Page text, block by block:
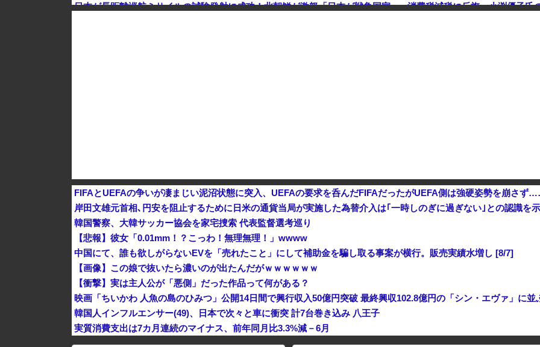
日本が長距離巡航ミサイルの試験発射に成功！北朝鮮が激怒「日本が戦争国家になろうとしている」「絶対に傍観しない、必ず後悔させる」
FIFAとUEFAの争いが凄まじい泥沼状態に突入、UEFAの要求を呑んだFIFAだったがUEFA側は強硬姿勢を崩さず
岸田文雄元首相､円安を阻止するために日米の通貨当局が実施した為替介入は｢一時しのぎに過ぎない｣との認識を
韓国警察、大韓サッカー協会を家宅捜索 代表監督選考巡り
【悲報】彼女「0.01mm！？こっわ！無理無理！」wwww
中国にて、誰も欲しがらないEVを「売れたこと」にして補助金を騙し取る事案が横行。販売実績水増し [8/7]
【画像】この娘で抜いたら濃いのが出たんだがｗｗｗｗｗｗ
【衝撃】実は主人公が「悪側」だった作品って何がある？
映画「ちいかわ 人魚の島のひみつ」公開14日間で興行収入50億円突破 最終興収102.8億円の「シン・エヴァ」に並
韓国人インフルエンサー(49)、日本で次々と車に衝突 計7台巻き込み 八王子
実質消費支出は7カ月連続のマイナス、前年同月比3.3%減－6月